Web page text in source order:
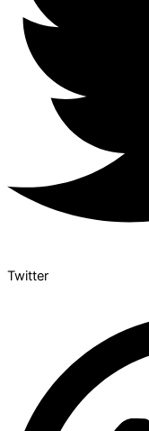
Twitter